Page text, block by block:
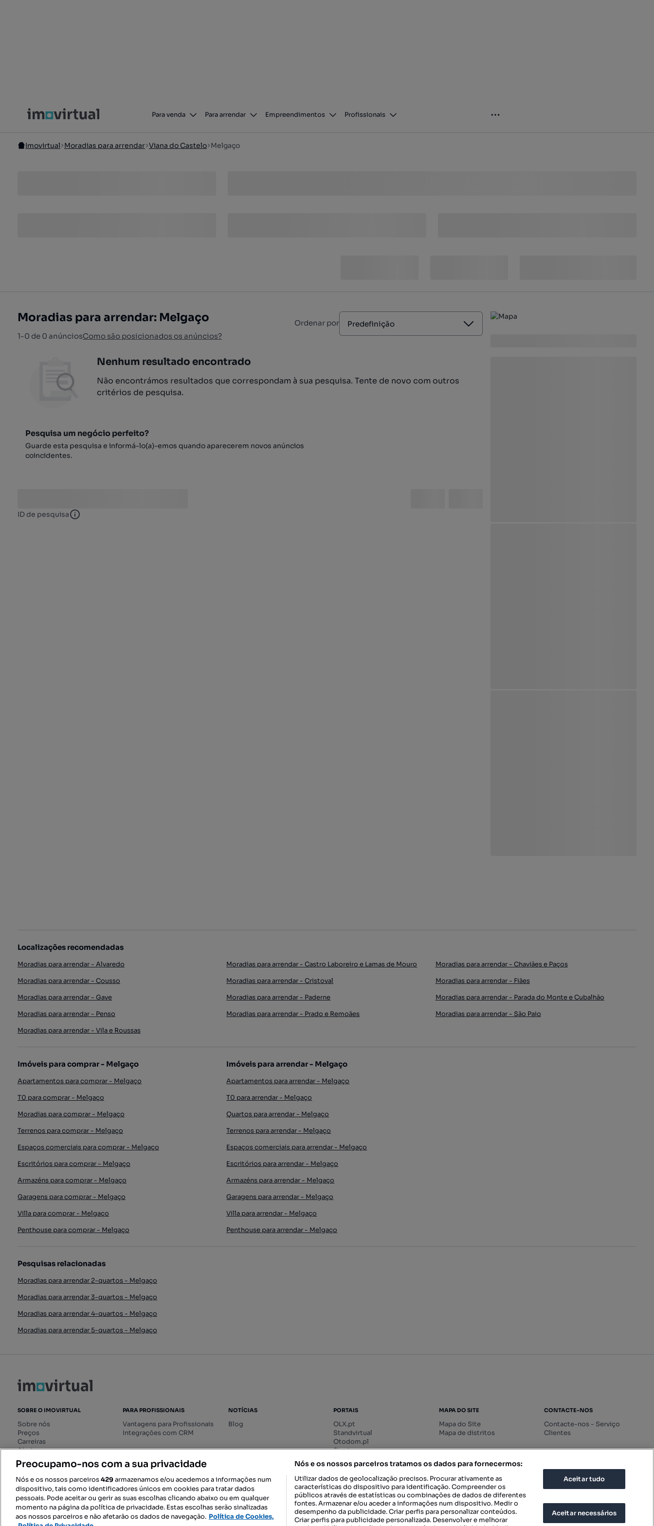
Para venda Para arrendar Empreendimentos Profissionais
Imovirtual Moradias para arrendar Viana do Castelo Melgaço
Moradias para arrendar: Melgaço
1-0 de 0 anúnciosComo são posicionados os anúncios?
Ordenar por Predefinição
Nenhum resultado encontrado
Não encontrámos resultados que correspondam à sua pesquisa. Tente de novo com outros
critérios de pesquisa.
Pesquisa um negócio perfeito?
Guarde esta pesquisa e informá-lo(a)-emos quando aparecerem novos anúncios
coincidentes.
ID de pesquisa ID de pesquisa
Localizações recomendadas
Moradias para arrendar - Alvaredo Moradias para arrendar - Castro Laboreiro e Lamas de Mouro
Moradias para arrendar - Chaviães e Paços
Moradias para arrendar - Cousso
Moradias para arrendar - Cristoval
Moradias para arrendar - Fiães
Moradias para arrendar - Gave
Moradias para arrendar - Paderne
Moradias para arrendar - Parada do Monte e Cubalhão
Moradias para arrendar - Penso
Moradias para arrendar - Prado e Remoães
Moradias para arrendar - São Paio
Moradias para arrendar - Vila e Roussas
Imóveis para comprar - Melgaço
Apartamentos para comprar - Melgaço
T0 para comprar - Melgaço
Moradias para comprar - Melgaço
Terrenos para comprar - Melgaço
Espaços comerciais para comprar - Melgaço
Escritórios para comprar - Melgaço
Armazéns para comprar - Melgaço
Garagens para comprar - Melgaço
Villa para comprar - Melgaço
Penthouse para comprar - Melgaço
Imóveis para arrendar - Melgaço
Apartamentos para arrendar - Melgaço
T0 para arrendar - Melgaço
Quartos para arrendar - Melgaço
Terrenos para arrendar - Melgaço
Espaços comerciais para arrendar - Melgaço
Escritórios para arrendar - Melgaço
Armazéns para arrendar - Melgaço
Garagens para arrendar - Melgaço
Villa para arrendar - Melgaço
Penthouse para arrendar - Melgaço
Pesquisas relacionadas
Moradias para arrendar 2-quartos - Melgaço
Moradias para arrendar 3-quartos - Melgaço
Moradias para arrendar 4-quartos - Melgaço
Moradias para arrendar 5-quartos - Melgaço
SOBRE O IMOVIRTUAL
Sobre nós
Preços
Carreiras
Ajuda
Livro de Reclamações online
Regulamento dos Serviços
Digitais
PARA PROFISSIONAIS
Vantagens para Profissionais
Integrações com CRM
NOTÍCIAS
Blog
PORTAIS
OLX.pt
Standvirtual
Otodom.pl
Storia.ro
MAPA DO SITE
Mapa do Site
Mapa de distritos
CONTACTE-NOS
Contacte-nos - Serviço
Clientes
SIGA-NOS: DESCARREGAR NA:
Preocupamo-nos com a sua privacidade
Nós e os nossos parceiros429armazenamos e/ou acedemos a informações num
dispositivo, tais como identificadores únicos em cookies para tratar dados
pessoais. Pode aceitar ou gerir as suas escolhas clicando abaixo ou em qualquer
momento na página da política de privacidade. Estas escolhas serão sinalizadas
aos nossos parceiros e não afetarão os dados de navegação. Política de Cookies,
Nós e os nossos parceiros tratamos os dados para fornecermos:
Utilizar dados de geolocalização precisos. Procurar ativamente as
características do dispositivo para identificação. Compreender os
públicos através de estatísticas ou combinações de dados de diferentes
fontes. Armazenar e/ou aceder a informações num dispositivo. Medir o
desempenho da publicidade. Criar perfis para personalizar conteúdos.
Criar perfis para publicidade personalizada. Desenvolver e melhorar
Aceitar tudo
Aceitar necessários